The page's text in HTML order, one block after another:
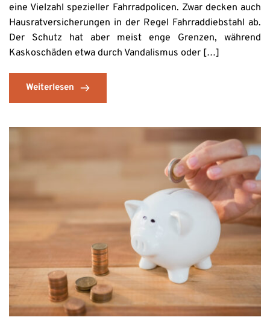
eine Vielzahl spezieller Fahrradpolicen. Zwar decken auch
Hausratversicherungen in der Regel Fahrraddiebstahl ab.
Der Schutz hat aber meist enge Grenzen, während
Kaskoschäden etwa durch Vandalismus oder […]
Weiterlesen